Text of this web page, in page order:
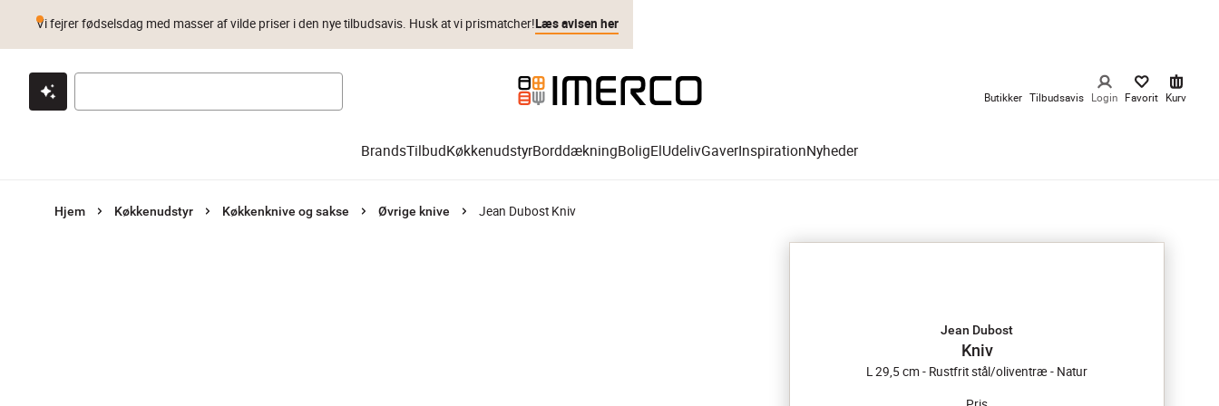
Klik & hent Byt i 1 år Prismatch
Vi fejrer fødselsdag med masser af vilde priser i den nye tilbudsavis. Husk at vi prismatcher!Læs avisen her
Butikker Tilbudsavis Login Favorit Kurv
BrandsTilbudKøkkenudstyrBorddækningBoligElUdelivGaverInspirationNyheder
Hjem Køkkenudstyr Køkkenknive og sakse Øvrige knive Jean Dubost Kniv
Jean Dubost
Kniv
L 29,5 cm - Rustfrit stål/oliventræ - Natur